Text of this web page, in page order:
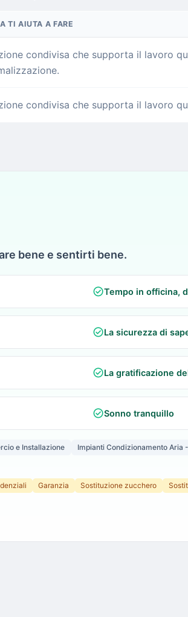
TI AIUTA A FARE
condivisa che supporta il lavoro
condivisa che supporta il lavoro
bene e sentirti bene.
check_circleTempo in officina,
check_circleLa sicurezza di
check_circleLa gratificazione
check_circleSonno tranquillo
e Installazione Impianti Condizionamento Aria
Garanzia Sostituzione zucchero